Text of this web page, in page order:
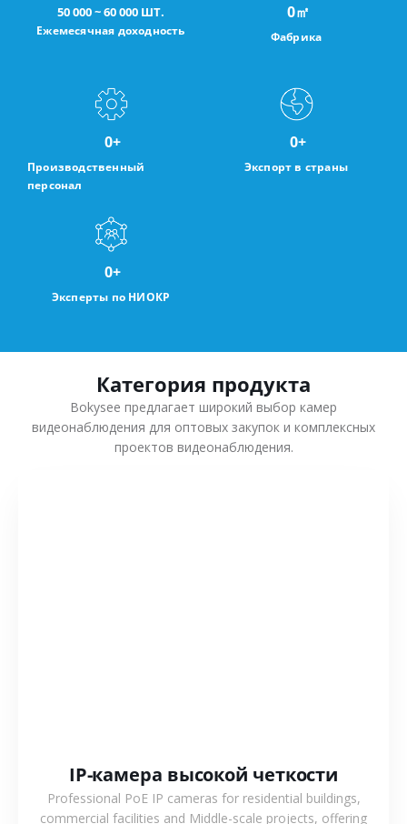
50 000 ~ 60 000 ШТ.
Ежемесячная доходность Фабрика
0㎡
Производственный
персонал
0+
Экспорт в страны
0+
Эксперты по НИОКР
0+
Категория продукта
Bokysee предлагает широкий выбор камер
видеонаблюдения для оптовых закупок и комплексных
проектов видеонаблюдения.
IP-камера высокой четкости
Professional PoE IP cameras for residential buildings,
commercial facilities and Middle-scale projects, offering